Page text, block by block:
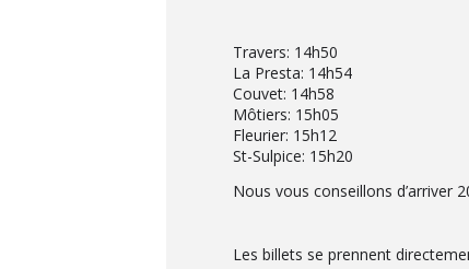
Travers: 14h50
La Presta: 14h54
Couvet: 14h58
Môtiers: 15h05
Fleurier: 15h12
St-Sulpice: 15h20
Nous vous conseillons d’arriver
Les billets se prennent